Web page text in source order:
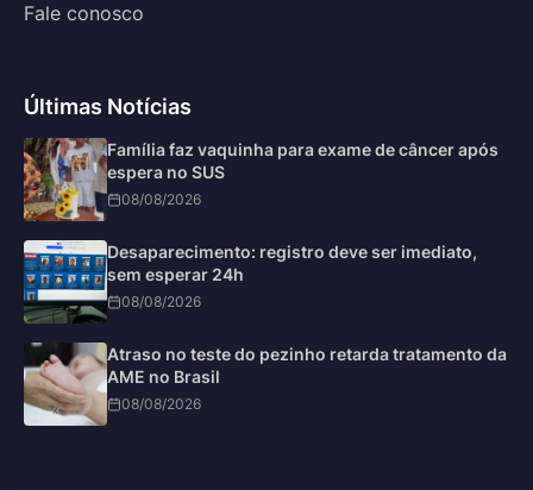
Fale conosco
Últimas Notícias
Família faz vaquinha para exame de câncer após
espera no SUS
08/08/2026
Desaparecimento: registro deve ser imediato,
sem esperar 24h
08/08/2026
Atraso no teste do pezinho retarda tratamento da
AME no Brasil
08/08/2026